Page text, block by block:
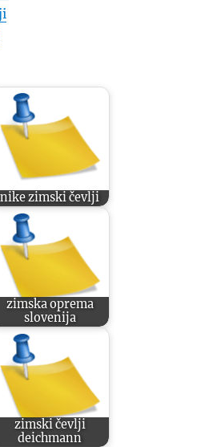
nike zimski čevlji
zimska oprema
slovenija
zimski čevlji
deichmann